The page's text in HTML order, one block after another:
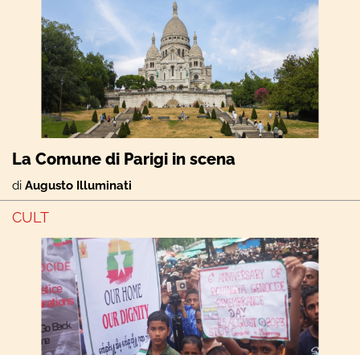
La Comune di Parigi in scena
di Augusto Illuminati
CULT